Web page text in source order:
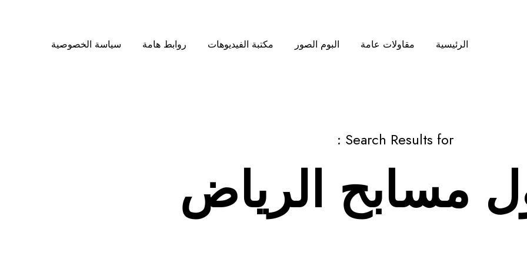
الرئيسية مقاولات عامة البوم الصور مكتبة الفيديوهات روابط هامة سياسة الخصوصية
Search Results for :
مسابح الرياض